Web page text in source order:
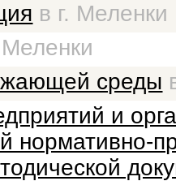
в г. Меленки
Меленки
среды
и
нормативно-